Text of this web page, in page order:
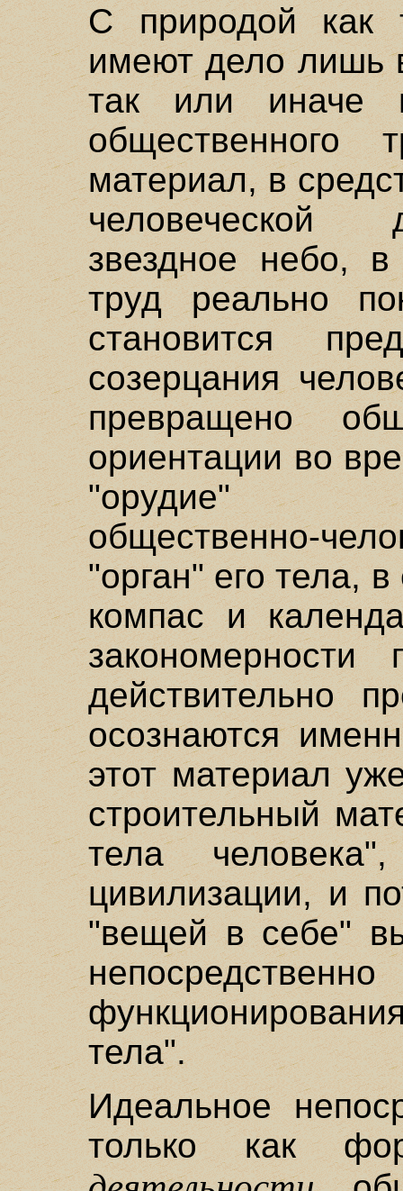
С природой как
имеют дело лишь
так или иначе
общественного
материал, в
человеческой
звездное небо, в
труд реально
становится
созерцания
превращено
ориентации во
"орудие"
общественно-
"орган" его тела,
компас и
закономерности
действительно
осознаются
этот материал
строительный
тела
цивилизации, и
"вещей в себе"
тела".
Идеальное
только как